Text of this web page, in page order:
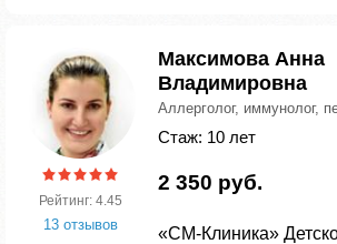
Рейтинг: 4.45
13 отзывов
Максимова Анна
Владимировна
Аллерголог, иммунолог,
Стаж: 10 лет
2 350 руб.
«СМ-Клиника»